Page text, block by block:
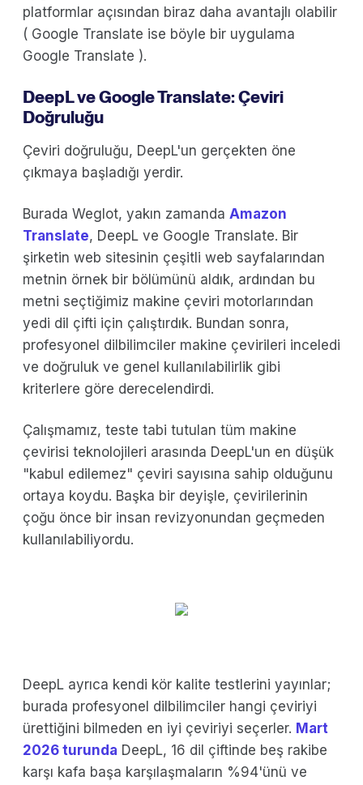
platformlar açısından biraz daha avantajlı olabilir
( Google Translate ise böyle bir uygulama
Google Translate ).
DeepL ve Google Translate: Çeviri
Doğruluğu
Çeviri doğruluğu, DeepL'un gerçekten öne
çıkmaya başladığı yerdir.
Burada Weglot, yakın zamanda Amazon
Translate, DeepL ve Google Translate. Bir
şirketin web sitesinin çeşitli web sayfalarından
metnin örnek bir bölümünü aldık, ardından bu
metni seçtiğimiz makine çeviri motorlarından
yedi dil çifti için çalıştırdık. Bundan sonra,
profesyonel dilbilimciler makine çevirileri inceledi
ve doğruluk ve genel kullanılabilirlik gibi
kriterlere göre derecelendirdi.
Çalışmamız, teste tabi tutulan tüm makine
çevirisi teknolojileri arasında DeepL'un en düşük
"kabul edilemez" çeviri sayısına sahip olduğunu
ortaya koydu. Başka bir deyişle, çevirilerinin
çoğu önce bir insan revizyonundan geçmeden
kullanılabiliyordu.
DeepL ayrıca kendi kör kalite testlerini yayınlar;
burada profesyonel dilbilimciler hangi çeviriyi
ürettiğini bilmeden en iyi çeviriyi seçerler. Mart
2026 turunda DeepL, 16 dil çiftinde beş rakibe
karşı kafa başa karşılaşmaların %94'ünü ve